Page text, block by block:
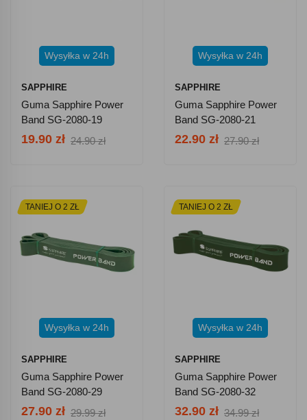
Wysyłka w 24h
SAPPHIRE
Guma Sapphire Power
Band SG-2080-19
19.90 zł 24.90 zł
Wysyłka w 24h
SAPPHIRE
Guma Sapphire Power
Band SG-2080-21
22.90 zł 27.90 zł
TANIEJ O 2 ZŁ
Wysyłka w 24h
SAPPHIRE
Guma Sapphire Power
Band SG-2080-29
27.90 zł 29.99 zł
TANIEJ O 2 ZŁ
Wysyłka w 24h
SAPPHIRE
Guma Sapphire Power
Band SG-2080-32
32.90 zł 34.99 zł